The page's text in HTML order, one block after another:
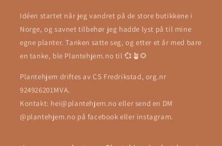
Idéen startet når jeg vandret på de store butikkene i
Norge, og savnet tilbehør jeg hadde lyst på til mine
egne planter. Tanken satte seg, og etter et år med bare
en tanke, ble Plantehjem.no til 💞🪴🌻
Plantehjem driftes av CS Fredrikstad, org.nr
924926201MVA.
Kontakt: hei@plantehjem.no eller send en DM
@plantehjem.no på facebook eller instagram.